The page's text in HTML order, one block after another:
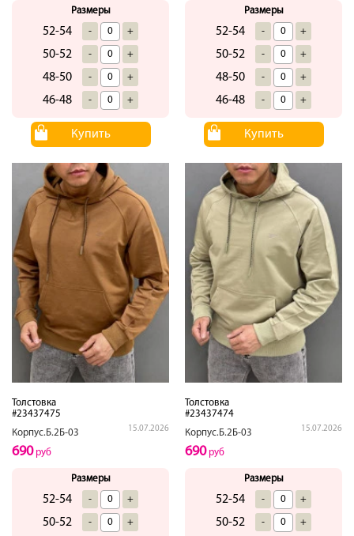
Размеры
52-54 - +
50-52 - +
48-50 - +
46-48 - +
Купить
Размеры
52-54 - +
50-52 - +
48-50 - +
46-48 - +
Купить
Толстовка
#23437475
Корпус.Б.2Б-03
15.07.2026
690руб
Размеры
52-54 - +
50-52 - +
Толстовка
#23437474
Корпус.Б.2Б-03
15.07.2026
690руб
Размеры
52-54 - +
50-52 - +